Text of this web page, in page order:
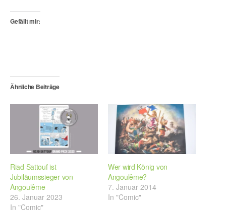
Gefällt mir:
Ähnliche Beiträge
Riad Sattouf ist
Jubiläumssieger von
Angoulême
26. Januar 2023
In "Comic"
Wer wird König von
Angoulême?
7. Januar 2014
In "Comic"